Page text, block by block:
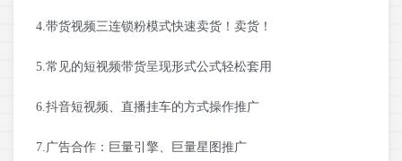
4.带货视频三连锁粉模式快速卖货！卖货！
5.常见的短视频带货呈现形式公式轻松套用
6.抖音短视频、直播挂车的方式操作推广
7.广告合作：巨量引擎、巨量星图推广